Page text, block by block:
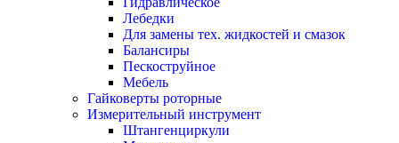
Лебедки
Для замены тех. жидкостей и смазок
Балансиры
Пескоструйное
Мебель
Гайковерты роторные
Измерительный инструмент
Штангенциркули